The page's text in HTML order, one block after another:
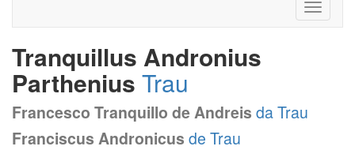
Toggle
Tranquillus Andronius
Parthenius Trau
Francesco Tranquillo de Andreis da Trau
Franciscus Andronicus de Trau